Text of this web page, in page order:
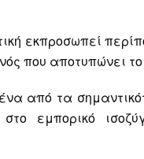
εκπροσωπεί
που αποτυπώνει
από τα
εμπορικό